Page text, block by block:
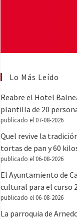
Lo Más Leído
Reabre el Hotel
plantilla de 20
publicado el 07-08-2026
Quel revive la
tortas de pan y 60
publicado el 06-08-2026
El Ayuntamiento de
cultural para el curso
publicado el 06-08-2026
La parroquia de